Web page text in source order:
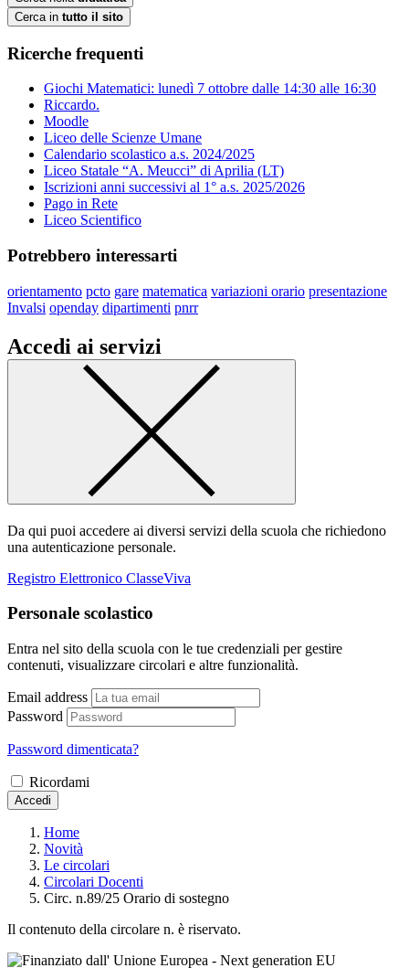
Cerca in tutto il sito
Ricerche frequenti
Giochi Matematici: lunedì 7 ottobre dalle 14:30 alle 16:30
Riccardo.
Moodle
Liceo delle Scienze Umane
Calendario scolastico a.s. 2024/2025
Liceo Statale “A. Meucci” di Aprilia (LT)
Iscrizioni anni successivi al 1° a.s. 2025/2026
Pago in Rete
Liceo Scientifico
Potrebbero interessarti
orientamento pcto gare matematica variazioni orario presentazione
Invalsi openday dipartimenti pnrr
Accedi ai servizi
Da qui puoi accedere ai diversi servizi della scuola che richiedono
una autenticazione personale.
Registro Elettronico ClasseViva
Personale scolastico
Entra nel sito della scuola con le tue credenziali per gestire
contenuti, visualizzare circolari e altre funzionalità.
Email address
Password
Password dimenticata?
Ricordami
Accedi
Home
Novità
Le circolari
Circolari Docenti
Circ. n.89/25 Orario di sostegno
Il contenuto della circolare n. è riservato.